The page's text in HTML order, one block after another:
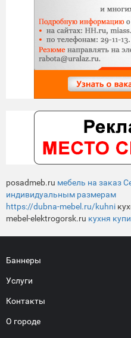
posadmeb.ru мебель на заказ
индивидуальным размерам
https://dubna-mebel.ru/kuhni
mebel-elektrogorsk.ru кухня
Баннеры
Услуги
Контакты
О городе